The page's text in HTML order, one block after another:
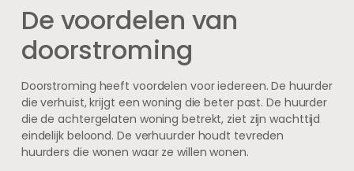
De voordelen van
doorstroming
Doorstroming heeft voordelen voor iedereen. De huurder
die verhuist, krijgt een woning die beter past. De huurder
die de achtergelaten woning betrekt, ziet zijn wachttijd
eindelijk beloond. De verhuurder houdt tevreden
huurders die wonen waar ze willen wonen.